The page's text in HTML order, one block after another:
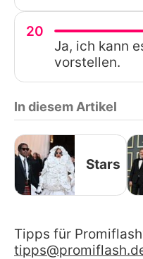
20
Ja, ich kann
vorstellen.
In diesem Artikel
Stars
Tipps für